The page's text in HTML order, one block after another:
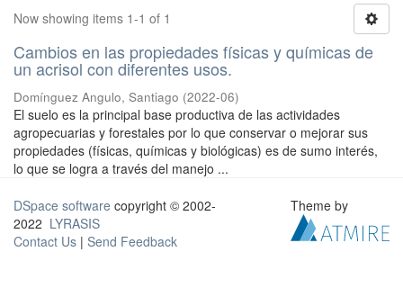
Now showing items 1-1 of 1
Cambios en las propiedades físicas y químicas de
un acrisol con diferentes usos.
Domínguez Angulo, Santiago (2022-06)
El suelo es la principal base productiva de las actividades
agropecuarias y forestales por lo que conservar o mejorar sus
propiedades (físicas, químicas y biológicas) es de sumo interés,
lo que se logra a través del manejo ...
DSpace software copyright © 2002-
2022 LYRASIS
Contact Us | Send Feedback
Theme by